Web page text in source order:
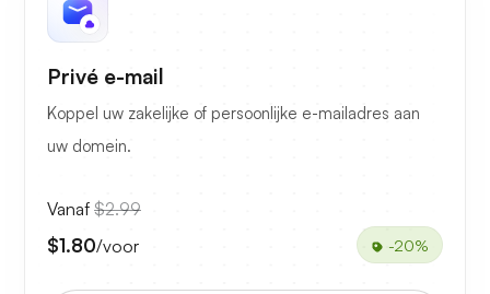
Privé e-mail
Koppel uw zakelijke of persoonlijke e-mailadres aan
uw domein.
Vanaf $2.99
$1.80/voor -20%